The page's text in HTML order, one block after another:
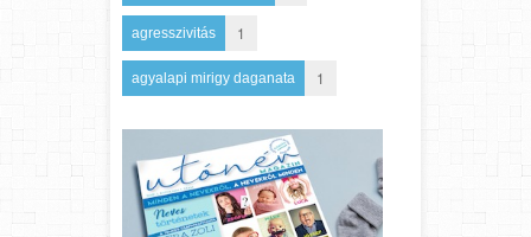
agresszivitás 1
agyalapi mirigy daganata 1